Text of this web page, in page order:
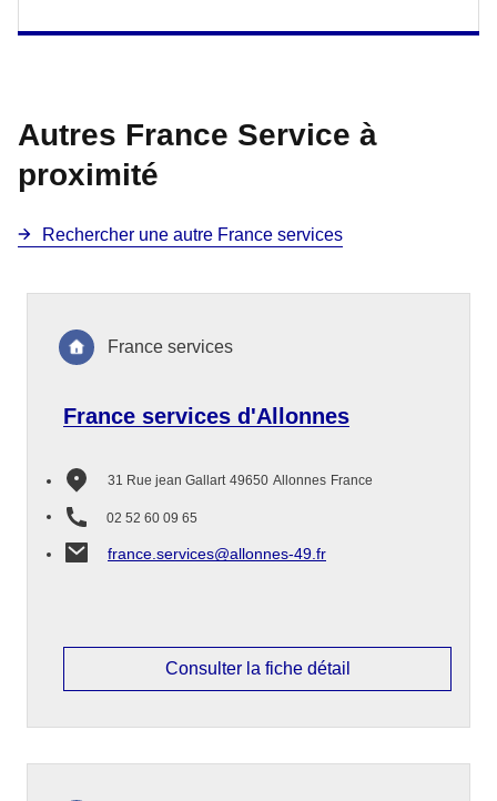
Autres France Service à
proximité
Rechercher une autre France services
France services d'Allonnes
31 Rue jean Gallart 49650 Allonnes France
02 52 60 09 65
france.services@allonnes-49.fr
France services
Consulter la fiche détail